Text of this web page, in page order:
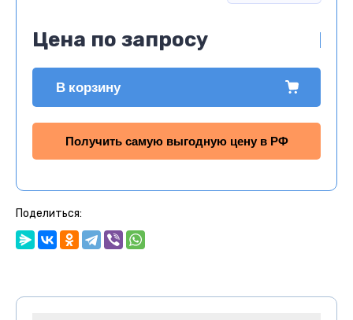
Цена по запросу
В корзину
Получить самую выгодную цену в РФ
Поделиться: